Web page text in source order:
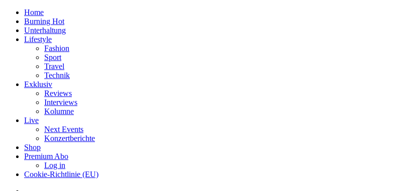
Home
Burning Hot
Unterhaltung
Lifestyle
Fashion
Sport
Travel
Technik
Exklusiv
Reviews
Interviews
Kolumne
Live
Next Events
Konzertberichte
Shop
Premium Abo
Log in
Cookie-Richtlinie (EU)